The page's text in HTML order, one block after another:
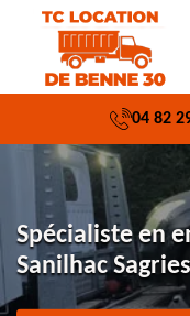
04 82
Spécialiste en
Sanilhac